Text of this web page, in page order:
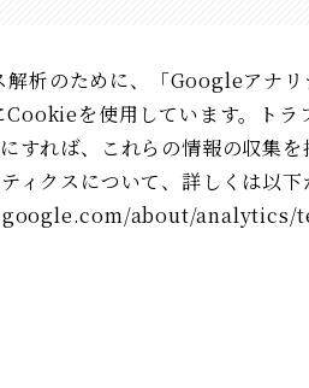
解析のために、「Googleアナ
Cookieを使用しています。ト
すれば、これらの情報の収集
ィクスについて、詳しくは以
about/analytics/